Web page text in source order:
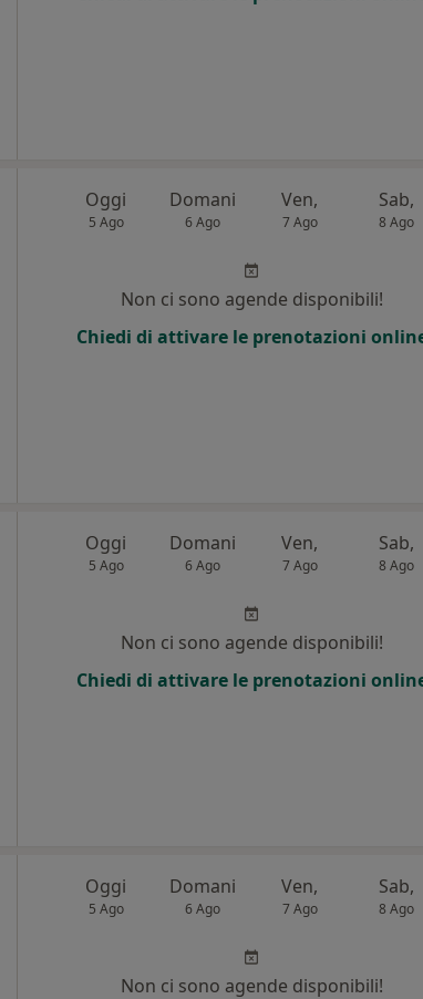
Oggi
5 Ago
Domani
6 Ago
Ven,
7 Ago
Sab,
8 Ago
Non ci sono agende disponibili!
Chiedi di attivare le prenotazioni
Oggi
5 Ago
Domani
6 Ago
Ven,
7 Ago
Sab,
8 Ago
Non ci sono agende disponibili!
Chiedi di attivare le prenotazioni
Oggi
5 Ago
Domani
6 Ago
Ven,
7 Ago
Sab,
8 Ago
Non ci sono agende disponibili!